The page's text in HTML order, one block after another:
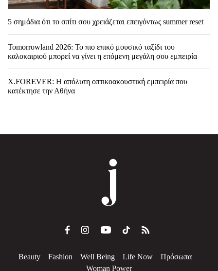
5 σημάδια ότι το σπίτι σου χρειάζεται επειγόντως summer reset
Tomorrowland 2026: Το πιο επικό μουσικό ταξίδι του
καλοκαιριού μπορεί να γίνει η επόμενη μεγάλη σου εμπειρία
X.FOREVER: Η απόλυτη οπτικοακουστική εμπειρία που
κατέκτησε την Αθήνα
Beauty Fashion Well Being Life Now
Πρόσωπα
Woman Power